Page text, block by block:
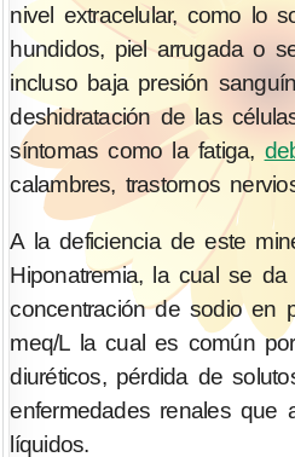
nivel extracelular, como lo
hundidos, piel arrugada o
incluso baja presión
deshidratación de las
síntomas como la fatiga,
calambres, trastornos
A la deficiencia de este
Hiponatremia, la cual se
concentración de sodio en
meq/L la cual es común
diuréticos, pérdida de
enfermedades renales que
líquidos.